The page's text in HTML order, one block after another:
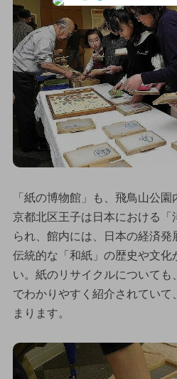
「紙の博物館」も、飛鳥山公
京都北区王子は日本における「
られ、館内には、日本の経済発
伝統的な「和紙」の歴史や文化
い。紙のリサイクルについて
でわかりやすく紹介されていて
まります。